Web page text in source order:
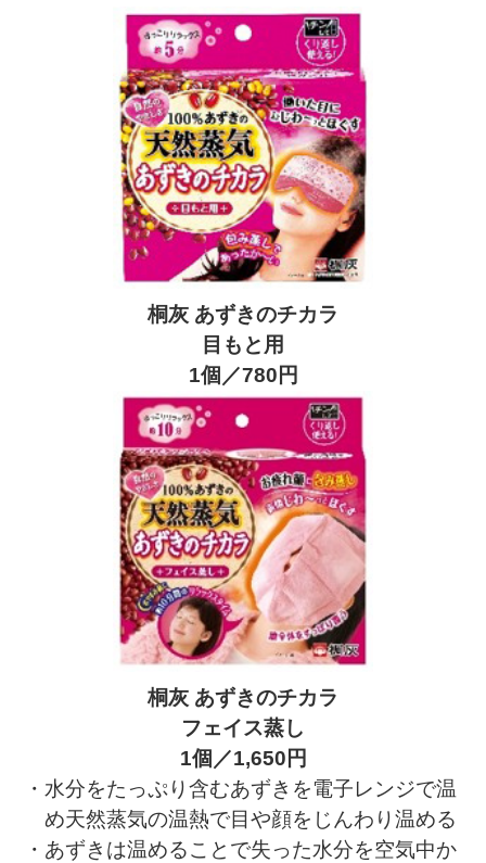
桐灰 あずきのチカラ
目もと用
1個／780円
桐灰 あずきのチカラ
フェイス蒸し
1個／1,650円
・水分をたっぷり含むあずきを電子レンジで温
め天然蒸気の温熱で目や顔をじんわり温める
・あずきは温めることで失った水分を空気中か